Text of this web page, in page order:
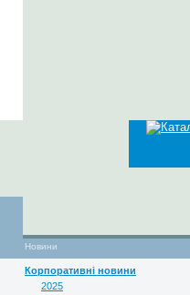
Новини
Корпоративні новини
2025